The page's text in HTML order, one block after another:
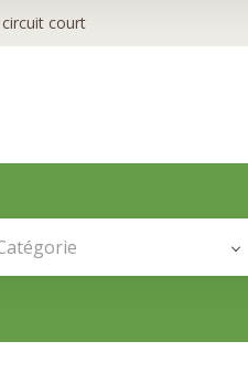
court